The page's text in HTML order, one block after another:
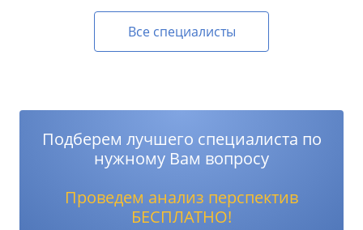
Все специалисты
Подберем лучшего специалиста по
нужному Вам вопросу
Проведем анализ перспектив
БЕСПЛАТНО!